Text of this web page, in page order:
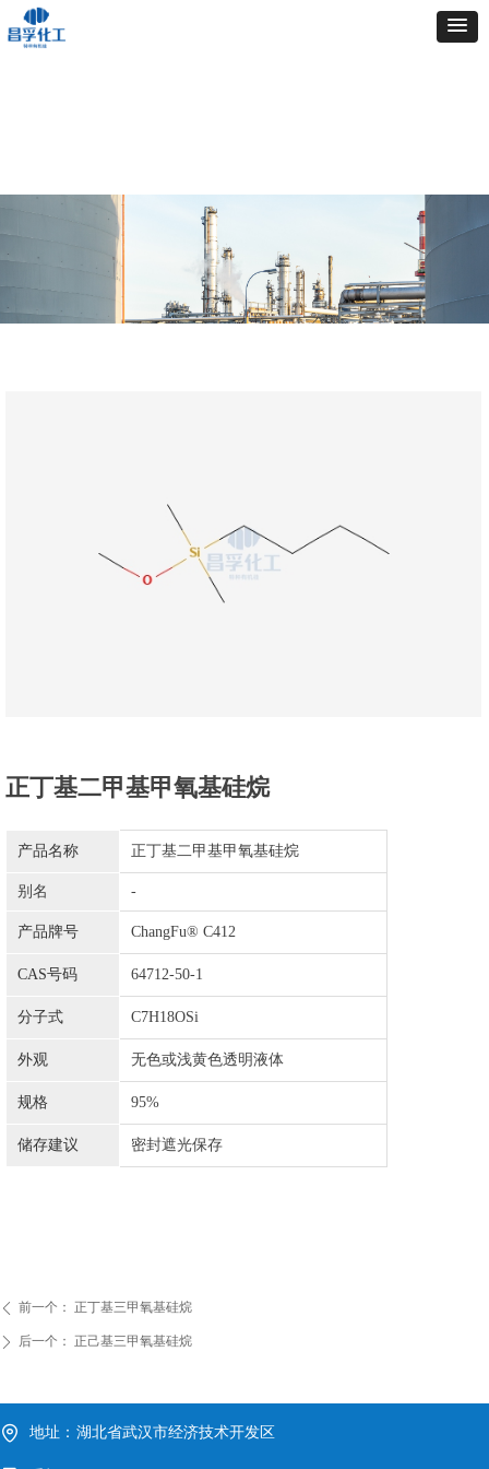
正丁基二甲基甲氧基硅烷
产品名称 正丁基二甲基甲氧基硅烷
别名 -
产品牌号 ChangFu® C412
CAS号码 64712-50-1
分子式 C7H18OSi
外观 无色或浅黄色透明液体
规格 95%
储存建议 密封遮光保存
ꄴ 前一个： 正丁基三甲氧基硅烷
ꄲ 后一个： 正己基三甲氧基硅烷
地址： 湖北省武汉市经济技术开发区